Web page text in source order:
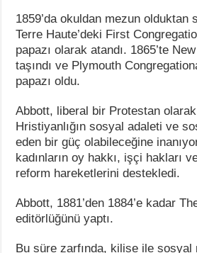
1859’da okuldan mezun olduktan
Terre Haute’deki First
papazı olarak atandı. 1865’te
taşındı ve Plymouth
papazı oldu.
Abbott, liberal bir Protestan
Hristiyanlığın sosyal adaleti ve
eden bir güç olabileceğine
kadınların oy hakkı, işçi hakları
reform hareketlerini destekledi.
Abbott, 1881’den 1884’e kadar
editörlüğünü yaptı.
Bu süre zarfında, kilise ile sosyal